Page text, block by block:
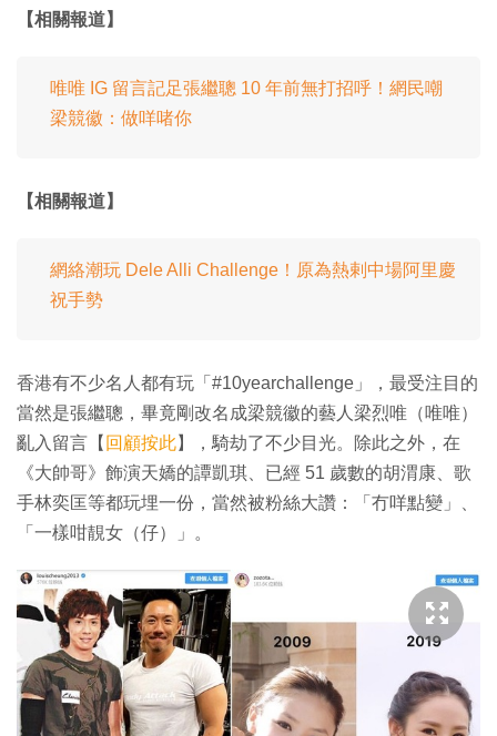
【相關報道】
唯唯 IG 留言記足張繼聰 10 年前無打招呼！網民嘲
梁競徽：做咩啫你
【相關報道】
網絡潮玩 Dele Alli Challenge！原為熱剌中場阿里慶
祝手勢
香港有不少名人都有玩「#10yearchallenge」，最受注目的
當然是張繼聰，畢竟剛改名成梁競徽的藝人梁烈唯（唯唯）
亂入留言【 回顧按此】，騎劫了不少目光。除此之外，在
《大帥哥》飾演天嬌的譚凱琪、已經 51 歲數的胡渭康、歌
手林奕匡等都玩埋一份，當然被粉絲大讚：「冇咩點變」、
「一樣咁靚女（仔）」。